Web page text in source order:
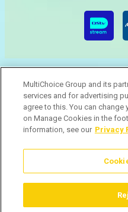
MultiChoice Website Terms
Responsible
© 2025 MultiChoice
MultiChoice Group and its
services and for advertising
agree to this. You can
on Manage Cookies in the
information, see our Privacy